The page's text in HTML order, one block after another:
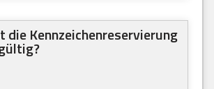
die Kennzeichenreservierung